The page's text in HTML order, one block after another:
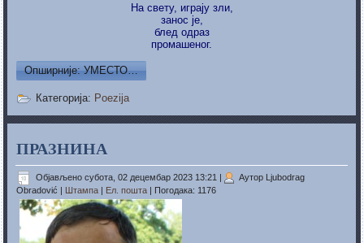
На свету, играју зли,
занос је,
блед одраз
промашеног.
Опширније: УМЕСТО…
Категорија: Poezija
ПРАЗНИНА
Објављено субота, 02 децембар 2023 13:21 |
Аутор Ljubodrag
Obradović | Штампа | Ел. пошта | Погодака: 1176